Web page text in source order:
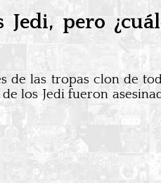
pero
las tropas clon de
los Jedi fueron